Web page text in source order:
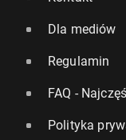
Dla mediów
Regulamin
FAQ -
Polityka